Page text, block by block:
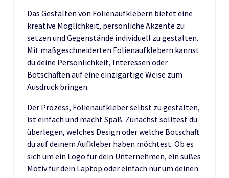
Das Gestalten von Folienaufklebern bietet eine
kreative Möglichkeit, persönliche Akzente zu
setzen und Gegenstände individuell zu gestalten.
Mit maßgeschneiderten Folienaufklebern kannst
du deine Persönlichkeit, Interessen oder
Botschaften auf eine einzigartige Weise zum
Ausdruck bringen.
Der Prozess, Folienaufkleber selbst zu gestalten,
ist einfach und macht Spaß. Zunächst solltest du
überlegen, welches Design oder welche Botschaft
du auf deinem Aufkleber haben möchtest. Ob es
sich um ein Logo für dein Unternehmen, ein süßes
Motiv für dein Laptop oder einfach nur um deinen